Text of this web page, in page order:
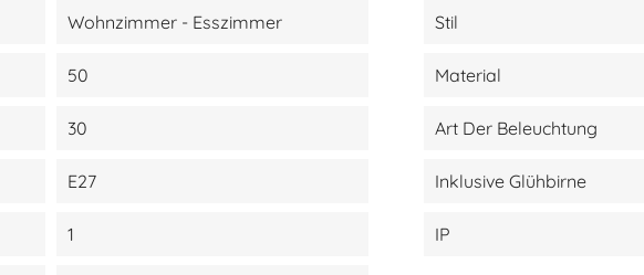
Wohnzimmer - Esszimmer Stil
50 Material
30 Art Der Beleuchtung
E27 Inklusive Glühbirne
1 IP